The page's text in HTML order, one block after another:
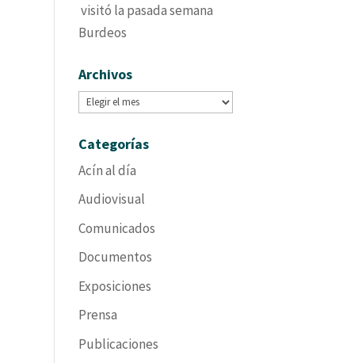
visitó la pasada semana
Burdeos
Archivos
Archivos
Categorías
Acín al día
Audiovisual
Comunicados
Documentos
Exposiciones
Prensa
Publicaciones